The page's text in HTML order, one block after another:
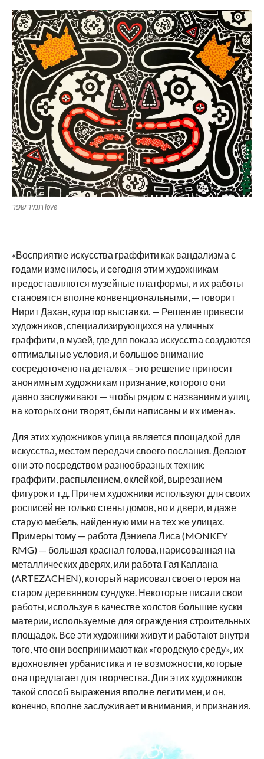
תמיר שפר love
«Восприятие искусства граффити как вандализма с
годами изменилось, и сегодня этим художникам
предоставляются музейные платформы, и их работы
становятся вполне конвенциональными, — говорит
Нирит Дахан, куратор выставки. — Решение привести
художников, специализирующихся на уличных
граффити, в музей, где для показа искусства создаются
оптимальные условия, и большое внимание
сосредоточено на деталях – это решение приносит
анонимным художникам признание, которого они
давно заслуживают — чтобы рядом с названиями улиц,
на которых они творят, были написаны и их имена».
Для этих художников улица является площадкой для
искусства, местом передачи своего послания. Делают
они это посредством разнообразных техник:
граффити, распылением, оклейкой, вырезанием
фигурок и т.д. Причем художники используют для своих
росписей не только стены домов, но и двери, и даже
старую мебель, найденную ими на тех же улицах.
Примеры тому — работа Дэниела Лиса (MONKEY
RMG) — большая красная голова, нарисованная на
металлических дверях, или работа Гая Каплана
(ARTEZACHEN), который нарисовал своего героя на
старом деревянном сундуке. Некоторые писали свои
работы, используя в качестве холстов большие куски
материи, используемые для ограждения строительных
площадок. Все эти художники живут и работают внутри
того, что они воспринимают как «городскую среду», их
вдохновляет урбанистика и те возможности, которые
она предлагает для творчества. Для этих художников
такой способ выражения вполне легитимен, и он,
конечно, вполне заслуживает и внимания, и признания.